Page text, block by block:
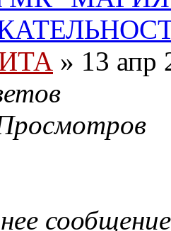
» 13 апр
сообщение